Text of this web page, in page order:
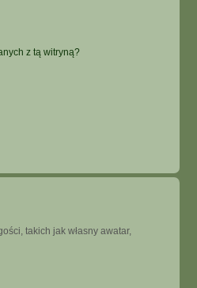
z tą witryną?
takich jak własny awatar,